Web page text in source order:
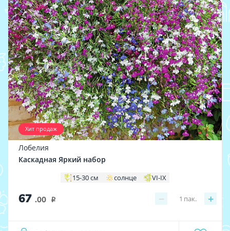
Хит продаж
Лобелия
Каскадная Яркий набор
15-30 см солнце VI-IX
67 .00 i − +
1 пак.